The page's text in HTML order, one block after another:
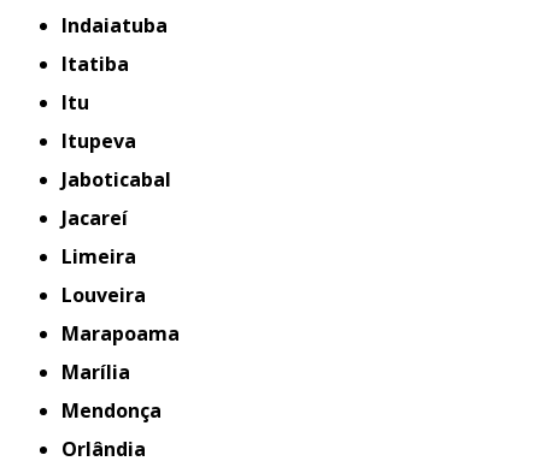
Indaiatuba
Itatiba
Itu
Itupeva
Jaboticabal
Jacareí
Limeira
Louveira
Marapoama
Marília
Mendonça
Orlândia